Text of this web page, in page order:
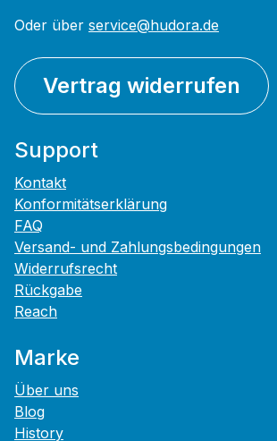
Oder über service@hudora.de
Vertrag widerrufen
Support
Kontakt
Konformitätserklärung
FAQ
Versand- und Zahlungsbedingungen
Widerrufsrecht
Rückgabe
Reach
Marke
Über uns
Blog
History